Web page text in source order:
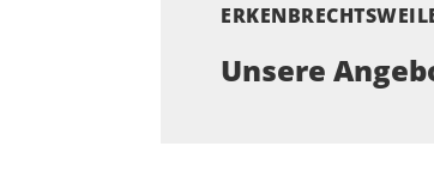
Unsere